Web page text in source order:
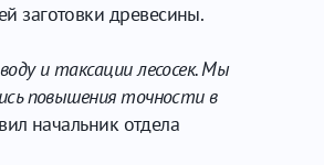
заготовки древесины.
и таксации лесосек. Мы
повышения точности в
начальник отдела